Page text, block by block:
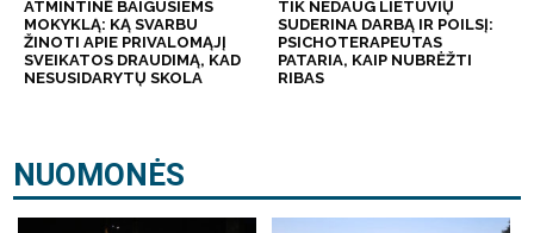
ATMINTINĖ BAIGUSIEMS
MOKYKLĄ: KĄ SVARBU
ŽINOTI APIE PRIVALOMĄJĮ
SVEIKATOS DRAUDIMĄ, KAD
NESUSIDARYTŲ SKOLA
TIK NEDAUG LIETUVIŲ
SUDERINA DARBĄ IR POILSĮ:
PSICHOTERAPEUTAS
PATARIA, KAIP NUBRĖŽTI
RIBAS
NUOMONĖS